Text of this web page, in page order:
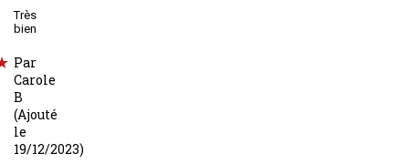
Très
bien
Par
Carole
B
(Ajouté
le
19/12/2023)